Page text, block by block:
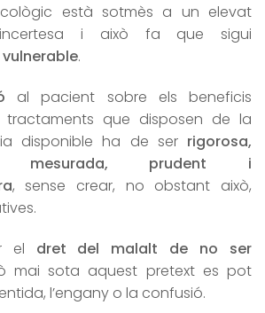
està sotmès a un elevat
i això fa que sigui
.
al pacient sobre els beneficis
tractaments que disposen de la
disponible ha de ser rigorosa,
mesurada, prudent i
, sense crear, no obstant això,
el dret del malalt de no ser
mai sota aquest pretext es pot
l’engany o la confusió.